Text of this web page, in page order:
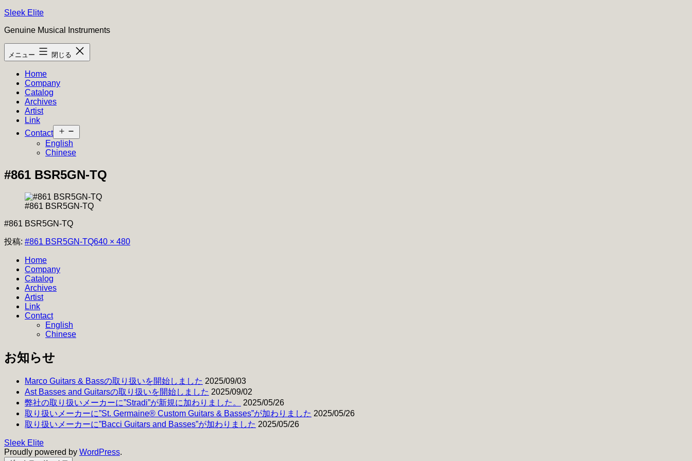
コ
テ
ン
ツ
Sleek Elite
Genuine Musical Instruments
メニュー 閉じる
Home
Company
Catalog
Archives
Artist
Link
Contact
ニ
ー
開
English
Chinese
#861 BSR5GN-TQ
#861 BSR5GN-TQ
#861 BSR5GN-TQ
投稿: #861 BSR5GN-TQフ
640 × 480
Home
Company
Catalog
Archives
Artist
Link
Contact
English
Chinese
お知らせ
Marco Guitars & Bassの取り扱いを開始しました 2025/09/03
Ast Basses and Guitarsの取り扱いを開始しました 2025/09/02
弊社の取り扱いメーカーに”Stradi”が新規に加わりました。
2025/05/26
取り扱いメーカーに”St. Germaine® Custom Guitars & Basses”が加わりました 2025/05/26
取り扱いメーカーに”Bacci Guitars and Basses”が加わりました 2025/05/26
Sleek Elite
Proudly powered by WordPress.